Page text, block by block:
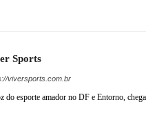
Sports
viversports.com.br
do esporte amador no DF e Entorno,